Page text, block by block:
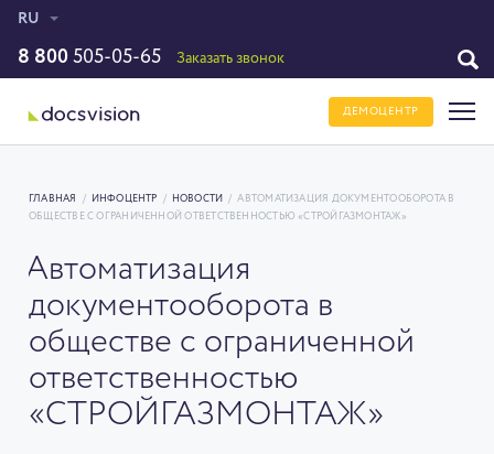
RU
8 800 505-05-65 Заказать звонок
ДЕМОЦЕНТР
ГЛАВНАЯ / ИНФОЦЕНТР / НОВОСТИ /
АВТОМАТИЗАЦИЯ ДОКУМЕНТООБОРОТА В
ОБЩЕСТВЕ С ОГРАНИЧЕННОЙ ОТВЕТСТВЕННОСТЬЮ «СТРОЙГАЗМОНТАЖ»
Автоматизация
документооборота в
обществе с ограниченной
ответственностью
«СТРОЙГАЗМОНТАЖ»